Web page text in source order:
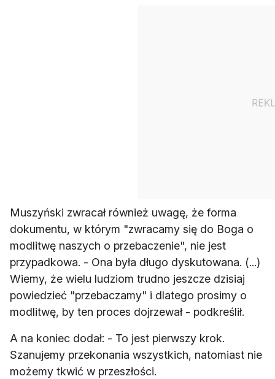
Muszyński zwracał również uwagę, że forma
dokumentu, w którym "zwracamy się do Boga o
modlitwę naszych o przebaczenie", nie jest
przypadkowa. - Ona była długo dyskutowana. (...)
Wiemy, że wielu ludziom trudno jeszcze dzisiaj
powiedzieć "przebaczamy" i dlatego prosimy o
modlitwę, by ten proces dojrzewał - podkreślił.
A na koniec dodał: - To jest pierwszy krok.
Szanujemy przekonania wszystkich, natomiast nie
możemy tkwić w przeszłości.